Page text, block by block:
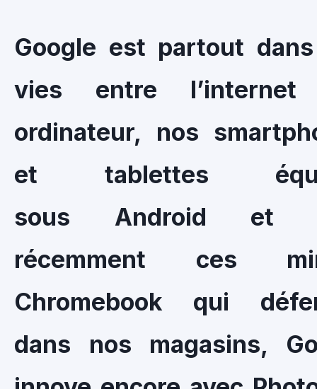
Google est partout
vies entre
ordinateur, nos
et tablettes
sous Android et
récemment ces
Chromebook qui
dans nos magasins,